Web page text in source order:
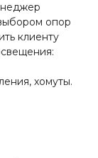
опор
клиенту
хомуты.